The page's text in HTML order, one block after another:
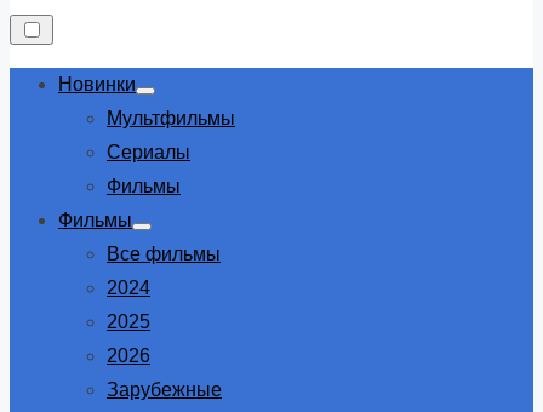
Новинки
Show
sub
Мультфильмы
Сериалы
Фильмы
Фильмы
Show
sub
Все фильмы
2024
2025
2026
Зарубежные